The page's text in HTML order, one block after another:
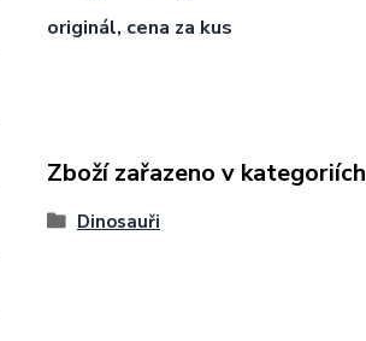
originál, cena za kus
Zboží zařazeno v kategoriích
Dinosauři